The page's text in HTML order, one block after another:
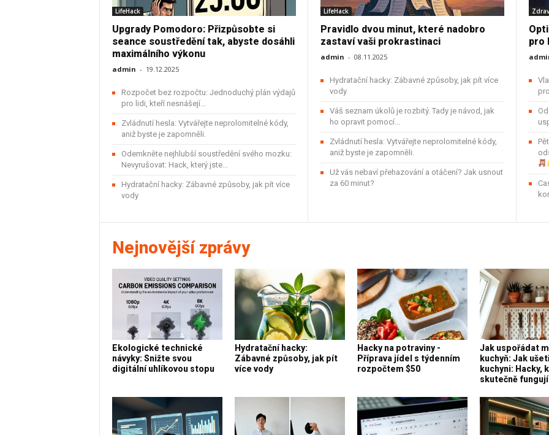
v
o
t
LifeHack
Upgrady Pomodoro: Přizpůsobte si
seance soustředění tak, abyste dosáhli
maximálního výkonu
admin - 19.12.2025
Rozpočet bez rozpočtu: Jednoduchý plán výdajů
pro lidi, kteří nesnášejí...
Zvládnutí hesla: Vytvářejte neprolomitelné kódy,
aniž byste je zapomněli.
Odemkněte nejhlubší soustředění svého mozku:
Nevyrušovat: Hack, který jste...
Hydratační hacky: Zábavné způsoby, jak pít více
vody
LifeHack
Pravidlo dvou minut, které nadobro
zastaví vaši prokrastinaci
admin - 08.11.2025
Hydratační hacky: Zábavné způsoby, jak pít více
vody
Váš seznam úkolů je rozbitý. Tady je návod, jak
ho opravit pomocí...
Zvládnutí hesla: Vytvářejte neprolomitelné kódy,
aniž byste je zapomněli.
Už vás nebaví přehazování a otáčení? Jak usnout
za 60 minut?
pro
Nejnovější zprávy
Ekologické technické
návyky: Snižte svou
digitální uhlíkovou stopu
Hydratační hacky:
Zábavné způsoby, jak pít
více vody
Hacky na potraviny -
Příprava jídel s týdenním
rozpočtem $50
Jak uspořádat
kuchyň: Jak
kuchyni: Hacky,
skutečně